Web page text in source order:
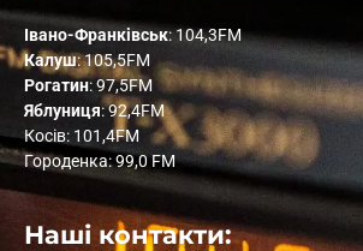
Івано-Франківськ: 104,3FM
Калуш: 105,5FM
Рогатин: 97,5FM
Яблуниця: 92,4FM
Косів: 101,4FM
Городенка: 99,0 FM
Наші контакти: